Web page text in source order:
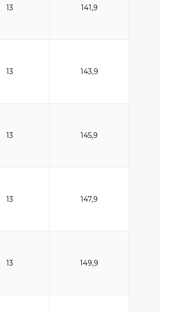
13 141,9
13 143,9
13 145,9
13 147,9
13 149,9